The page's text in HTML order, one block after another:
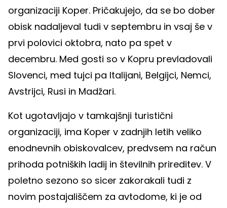
organizaciji Koper. Pričakujejo, da se bo dober
obisk nadaljeval tudi v septembru in vsaj še v
prvi polovici oktobra, nato pa spet v
decembru. Med gosti so v Kopru prevladovali
Slovenci, med tujci pa Italijani, Belgijci, Nemci,
Avstrijci, Rusi in Madžari.
Kot ugotavljajo v tamkajšnji turistični
organizaciji, ima Koper v zadnjih letih veliko
enodnevnih obiskovalcev, predvsem na račun
prihoda potniških ladij in številnih prireditev. V
poletno sezono so sicer zakorakali tudi z
novim postajališčem za avtodome, ki je od